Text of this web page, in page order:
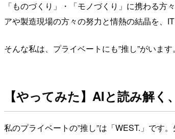
「ものづくり」・「モノづくり」に携わる
アや製造現場の方々の努力と情熱の結晶を、
そんな私は、プライベートにも”推し”がいま
【やってみた】AIと読み解
私のプライベートの”推し”は「WEST.」です